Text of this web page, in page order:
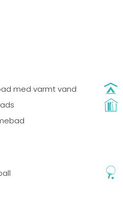
med varmt vand